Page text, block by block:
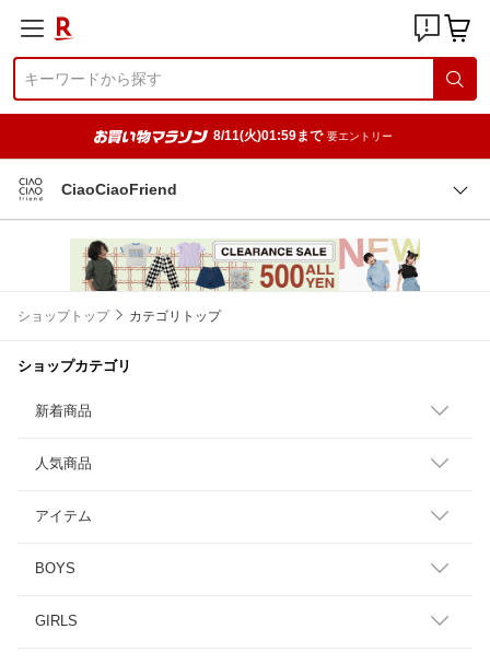
8/11(火)01:59まで 要エントリー
CiaoCiaoFriend
ショップトップ カテゴリトップ
ショップカテゴリ
新着商品
人気商品
アイテム
BOYS
GIRLS